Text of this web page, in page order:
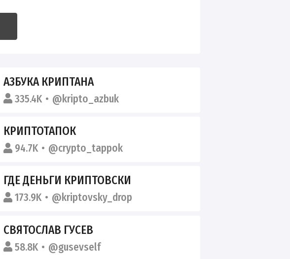
АЗБУКА КРИПТАНА
335.4K @kripto_azbuk
КРИПТОТАПОК
94.7K @crypto_tappok
ГДЕ ДЕНЬГИ КРИПТОВСКИ
173.9K @kriptovsky_drop
СВЯТОСЛАВ ГУСЕВ
58.8K @gusevself